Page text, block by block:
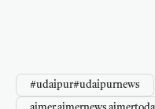
#udaipur#udaipurnews